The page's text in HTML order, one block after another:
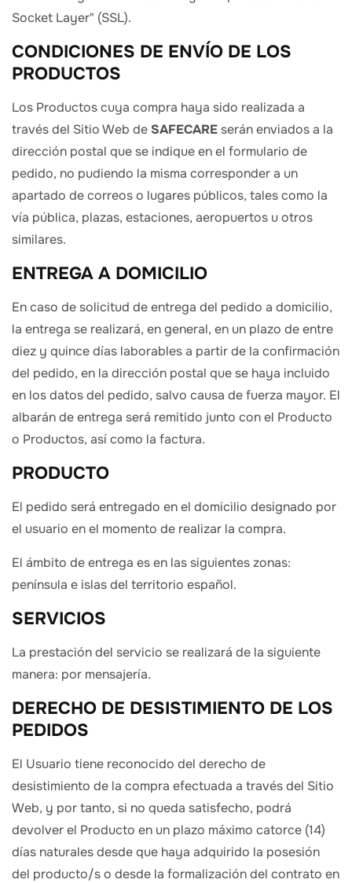
Socket Layer" (SSL).
CONDICIONES DE ENVÍO DE LOS
PRODUCTOS
Los Productos cuya compra haya sido realizada a
través del Sitio Web de SAFECARE serán enviados a la
dirección postal que se indique en el formulario de
pedido, no pudiendo la misma corresponder a un
apartado de correos o lugares públicos, tales como la
vía pública, plazas, estaciones, aeropuertos u otros
similares.
ENTREGA A DOMICILIO
En caso de solicitud de entrega del pedido a domicilio,
la entrega se realizará, en general, en un plazo de entre
diez y quince días laborables a partir de la confirmación
del pedido, en la dirección postal que se haya incluido
en los datos del pedido, salvo causa de fuerza mayor. El
albarán de entrega será remitido junto con el Producto
o Productos, así como la factura.
PRODUCTO
El pedido será entregado en el domicilio designado por
el usuario en el momento de realizar la compra.
El ámbito de entrega es en las siguientes zonas:
península e islas del territorio español.
SERVICIOS
La prestación del servicio se realizará de la siguiente
manera: por mensajería.
DERECHO DE DESISTIMIENTO DE LOS
PEDIDOS
El Usuario tiene reconocido del derecho de
desistimiento de la compra efectuada a través del Sitio
Web, y por tanto, si no queda satisfecho, podrá
devolver el Producto en un plazo máximo catorce (14)
días naturales desde que haya adquirido la posesión
del producto/s o desde la formalización del contrato en